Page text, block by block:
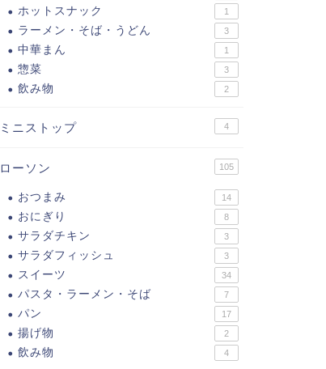
ホットスナック 1
ラーメン・そば・うどん 3
中華まん 1
惣菜 3
飲み物 2
ミニストップ 4
ローソン 105
おつまみ 14
おにぎり 8
サラダチキン 3
サラダフィッシュ 3
スイーツ 34
パスタ・ラーメン・そば 7
パン 17
揚げ物 2
飲み物 4